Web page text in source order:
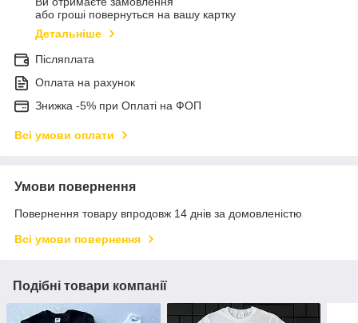
або гроші повернуться на вашу картку
Детальніше
Післяплата
Оплата на рахунок
Знижка -5% при Оплаті на ФОП
Всі умови оплати
Умови повернення
Повернення товару впродовж 14 днів за домовленістю
Всі умови повернення
Подібні товари компанії